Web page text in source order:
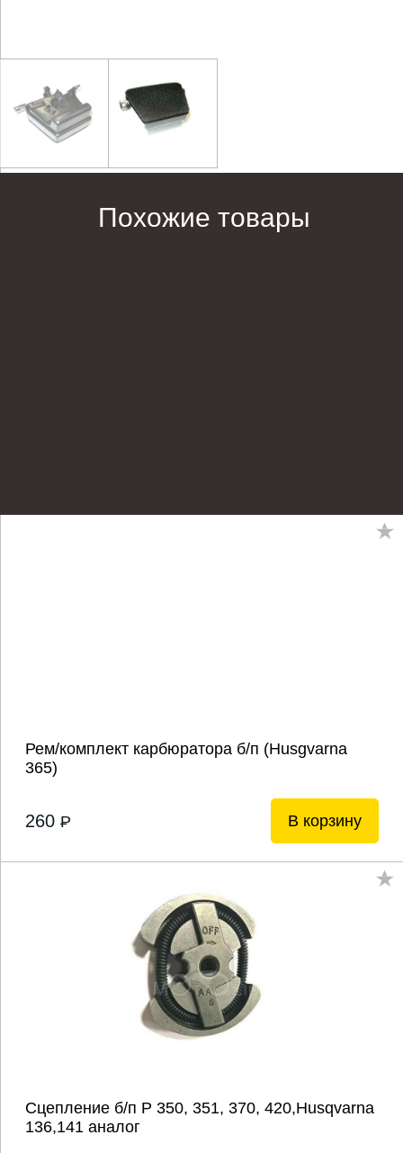
Похожие товары
Рем/комплект карбюратора б/п (Husgvarna
365)
260 P В корзину
Сцепление б/п P 350, 351, 370, 420,Husqvarna
136,141 аналог